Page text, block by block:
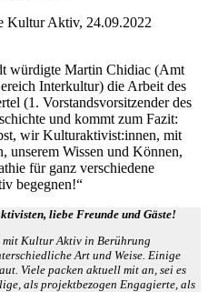
würdigte Martin Chidiac (Amt
Interkultur) die Arbeit des
(1. Vorstandsvorsitzender des
und kommt zum Fazit:
wir Kulturaktivist:innen, mit
unserem Wissen und Können,
für ganz verschiedene
begegnen!“
liebe Freunde und Gäste!
Kultur Aktiv in Berührung
Art und Weise. Einige
Viele packen aktuell mit an, sei es
als projektbezogen Engagierte, als